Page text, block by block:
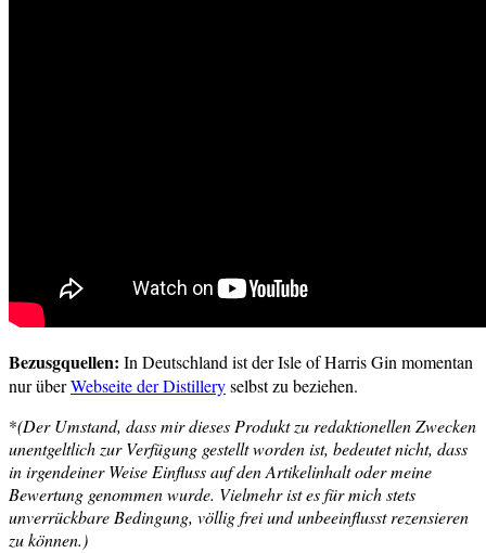
Bezusgquellen: In Deutschland ist der Isle of Harris Gin momentan
nur überWebseite der Distilleryselbst zu beziehen.
*(Der Umstand, dass mir dieses Produkt zu redaktionellen Zwecken
unentgeltlich zur Verfügung gestellt worden ist, bedeutet nicht, dass
in irgendeiner Weise Einfluss auf den Artikelinhalt oder meine
Bewertung genommen wurde. Vielmehr ist es für mich stets
unverrückbare Bedingung, völlig frei und unbeeinflusst rezensieren
zu können.)